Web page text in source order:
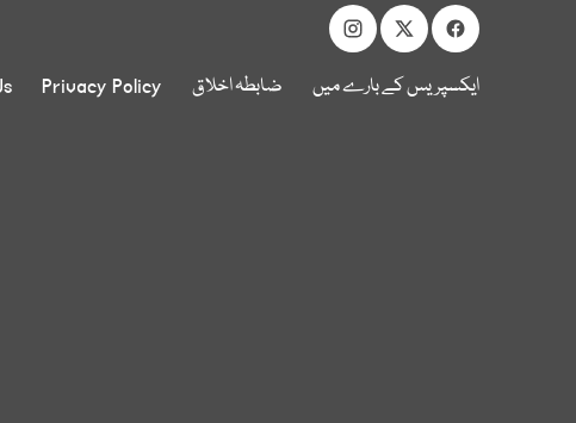
ایکسپریس کے بارے میں ضابطہ اخلاق Privacy Policy